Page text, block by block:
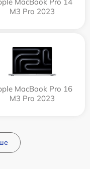
MacBook Pro 14
M3 Pro 2023
MacBook Pro 16
M3 Pro 2023